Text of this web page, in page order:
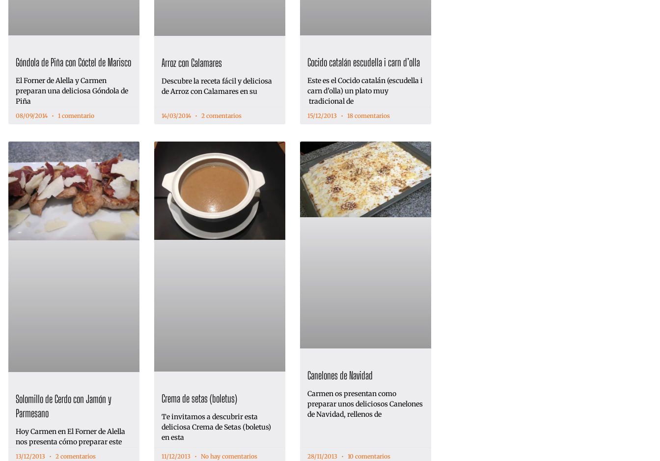
Góndola de Piña con Cóctel de Marisco
El Forner de Alella y Carmen
preparan una deliciosa Góndola de
Piña
08/09/2014 1 comentario
Arroz con Calamares
Descubre la receta fácil y deliciosa
de Arroz con Calamares en su
14/03/2014 2 comentarios
Cocido catalán escudella i carn d’olla
Este es el Cocido catalán (escudella i
carn d’olla) un plato muy
tradicional de
15/12/2013 18 comentarios
Solomillo de Cerdo con Jamón y
Parmesano
Hoy Carmen en El Forner de Alella
nos presenta cómo preparar este
13/12/2013 2 comentarios
Crema de setas (boletus)
Te invitamos a descubrir esta
deliciosa Crema de Setas (boletus)
en esta
11/12/2013 No hay comentarios
Canelones de Navidad
Carmen os presentan como
preparar unos deliciosos Canelones
de Navidad, rellenos de
28/11/2013 10 comentarios